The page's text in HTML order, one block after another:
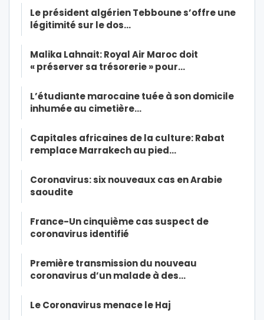
Le président algérien Tebboune s’offre une
légitimité sur le dos…
Malika Lahnait: Royal Air Maroc doit
« préserver sa trésorerie » pour…
L’étudiante marocaine tuée à son domicile
inhumée au cimetière…
Capitales africaines de la culture: Rabat
remplace Marrakech au pied…
Coronavirus: six nouveaux cas en Arabie
saoudite
France-Un cinquième cas suspect de
coronavirus identifié
Première transmission du nouveau
coronavirus d’un malade à des…
Le Coronavirus menace le Haj